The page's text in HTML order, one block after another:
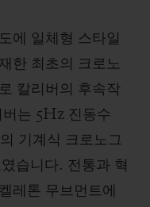
에 일체형 스타일
한 최초의 크로노
칼리버의 후속작
는 5Hz 진동수
기계식 크로노그
습니다. 전통과 혁
레톤 무브먼트에